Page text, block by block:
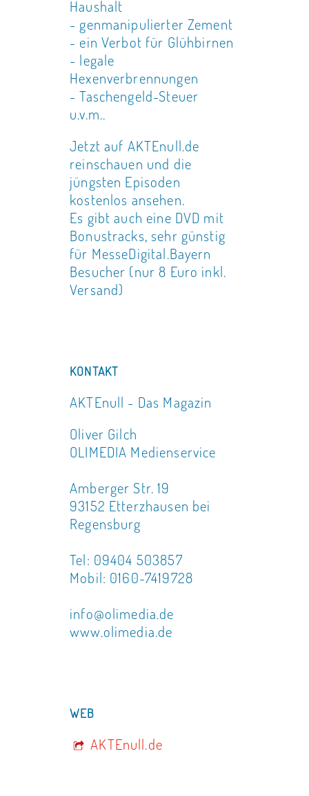
Haushalt
- genmanipulierter Zement
- ein Verbot für Glühbirnen
- legale
Hexenverbrennungen
- Taschengeld-Steuer
u.v.m..
Jetzt auf AKTEnull.de
reinschauen und die
jüngsten Episoden
kostenlos ansehen.
Es gibt auch eine DVD mit
Bonustracks, sehr günstig
für MesseDigital.Bayern
Besucher (nur 8 Euro inkl.
Versand)
KONTAKT
AKTEnull - Das Magazin
Oliver Gilch
OLIMEDIA Medienservice
Amberger Str. 19
93152 Etterzhausen bei
Regensburg
Tel: 09404 503857
Mobil: 0160-7419728
info@olimedia.de
www.olimedia.de
WEB
AKTEnull.de